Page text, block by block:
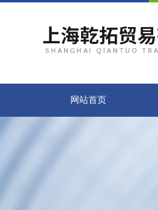
网站首页